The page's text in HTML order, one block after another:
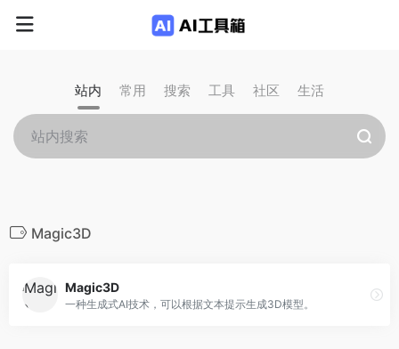
站内 常用 搜索 工具 社区 生活
Magic3D
Magic3D
一种生成式AI技术，可以根据文本提示生成3D模型。